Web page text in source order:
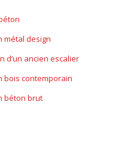
métal design
d’un ancien escalier
bois contemporain
béton brut